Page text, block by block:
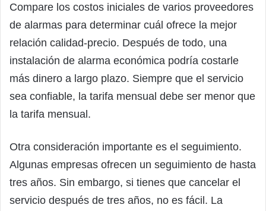
Compare los costos iniciales de varios proveedores
de alarmas para determinar cuál ofrece la mejor
relación calidad-precio. Después de todo, una
instalación de alarma económica podría costarle
más dinero a largo plazo. Siempre que el servicio
sea confiable, la tarifa mensual debe ser menor que
la tarifa mensual.
Otra consideración importante es el seguimiento.
Algunas empresas ofrecen un seguimiento de hasta
tres años. Sin embargo, si tienes que cancelar el
servicio después de tres años, no es fácil. La